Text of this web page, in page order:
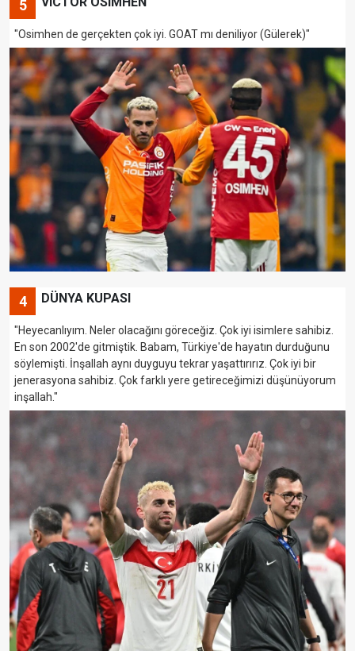
5
"Osimhen de gerçekten çok iyi. GOAT mı deniliyor (Gülerek)"
4 DÜNYA KUPASI
"Heyecanlıyım. Neler olacağını göreceğiz. Çok iyi isimlere sahibiz.
En son 2002'de gitmiştik. Babam, Türkiye'de hayatın durduğunu
söylemişti. İnşallah aynı duyguyu tekrar yaşattırırız. Çok iyi bir
jenerasyona sahibiz. Çok farklı yere getireceğimizi düşünüyorum
inşallah."